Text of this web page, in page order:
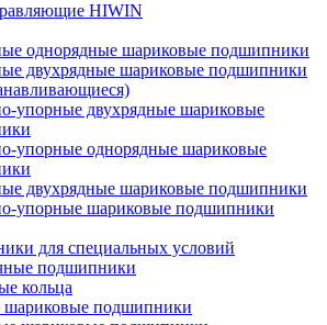
HIWIN
однорядные шариковые подшипники
двухрядные шариковые подшипники
упорные двухрядные шариковые
упорные однорядные шариковые
двухрядные шариковые подшипники
упорные шариковые подшипники
для специальных условий
подшипники
кольца
подшипники